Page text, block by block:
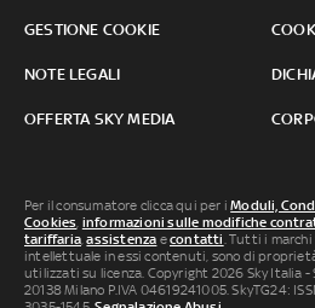
GESTIONE COOKIE
NOTE LEGALI
OFFERTA SKY MEDIA
Per il consumatore clicca qui per iModuli,
Cookies, informazioni sulle modifiche
tariffaria,assistenza econtatti. Tutti i
intellettuale in essi contenuti, sono di
utilizzati su licenza. Copyright 2026 Sky Italia -
20138 Milano P.IVA 04619241005. SkyTG24: